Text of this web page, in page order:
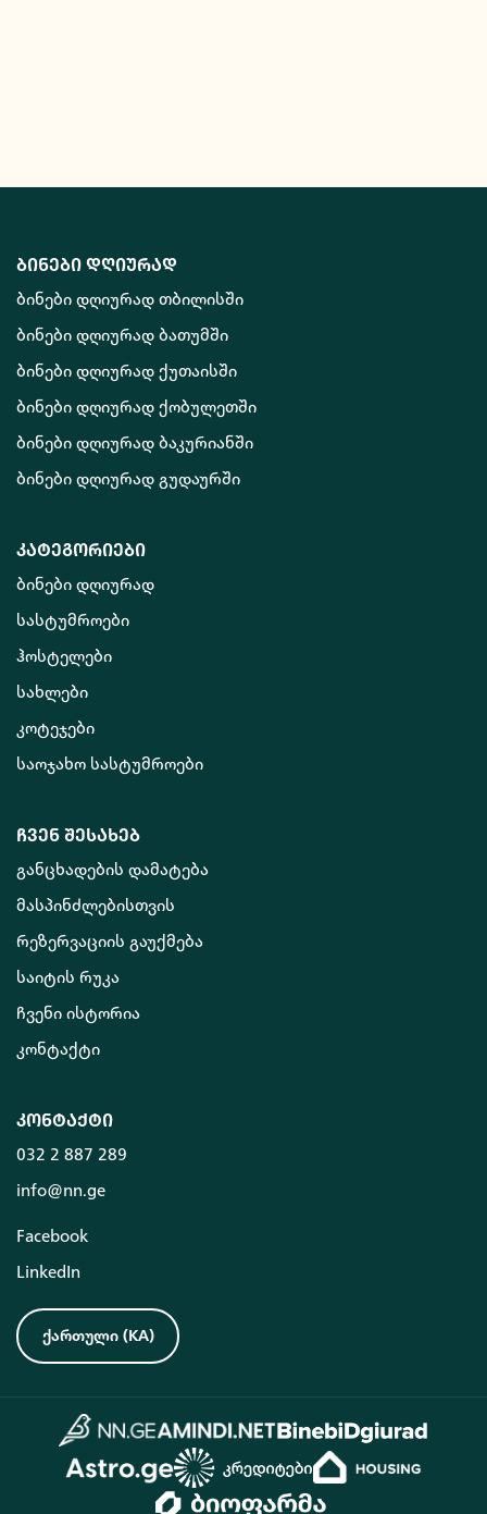
ბინები დღიურად
ბინები დღიურად თბილისში
ბინები დღიურად ბათუმში
ბინები დღიურად ქუთაისში
ბინები დღიურად ქობულეთში
ბინები დღიურად ბაკურიანში
ბინები დღიურად გუდაურში
კატეგორიები
ბინები დღიურად
სასტუმროები
ჰოსტელები
სახლები
კოტეჯები
საოჯახო სასტუმროები
ჩვენ შესახებ
განცხადების დამატება
მასპინძლებისთვის
რეზერვაციის გაუქმება
საიტის რუკა
ჩვენი ისტორია
კონტაქტი
კონტაქტი
032 2 887 289
info@nn.ge
Facebook
LinkedIn
ქართული (KA)